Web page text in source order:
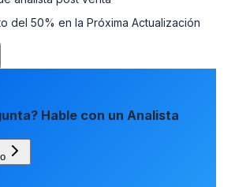
del 50% en la Próxima Actualización
Hable con un Analista